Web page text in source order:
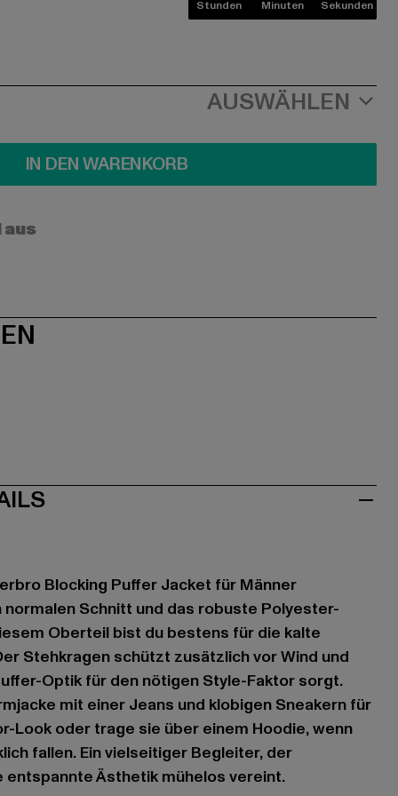
Stunden Minuten Sekunden
AUSWÄHLEN
IN DEN WARENKORB
Blocking Puffer Jacket für Männer
Schnitt und das robuste Polyester-
Oberteil bist du bestens für die kalte
Stehkragen schützt zusätzlich vor Wind und
Optik für den nötigen Style-Faktor sorgt.
mit einer Jeans und klobigen Sneakern für
Look oder trage sie über einem Hoodie, wenn
fallen. Ein vielseitiger Begleiter, der
entspannte Ästhetik mühelos vereint.